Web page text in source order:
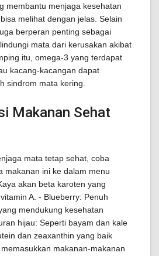
membantu menjaga kesehatan
melihat dengan jelas. Selain
berperan penting sebagai
mata dari kerusakan akibat
itu, omega-3 yang terdapat
kacang-kacangan dapat
sindrom mata kering.
Makanan Sehat
mata tetap sehat, coba
makanan ini ke dalam menu
akan beta karoten yang
A. - Blueberry: Penuh
mendukung kesehatan
hijau: Seperti bayam dan kale
dan zeaxanthin yang baik
makanan-makanan